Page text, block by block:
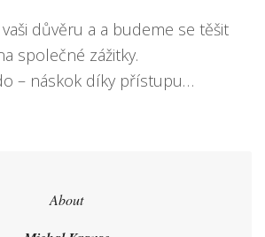
důvěru a a budeme se těšit
společné zážitky.
– náskok díky přístupu…
About